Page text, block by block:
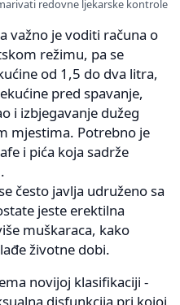
redovne ljekarske kontrole
važno je voditi računa o
režimu, pa se
od 1,5 do dva litra,
pred spavanje,
i izbjegavanje dužeg
mjestima. Potrebno je
i pića koja sadrže
često javlja udruženo sa
jeste erektilna
muškaraca, kako
životne dobi.
novijoj klasifikaciji -